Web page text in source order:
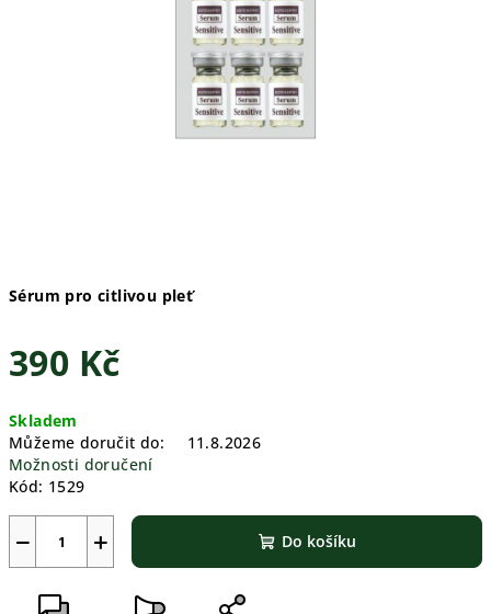
Sérum pro citlivou pleť
390 Kč
cena:
Skladem
Můžeme doručit do:
11.8.2026
Možnosti doručení
Kód: 1529
+
− Do košíku